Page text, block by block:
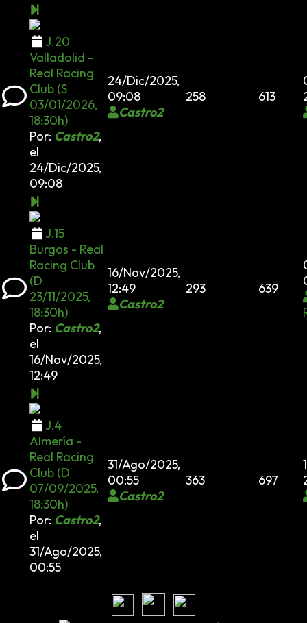
J.20
Valladolid -
Real Racing
Club (S
03/01/2026,
18:30h)
Por: Castro2,
el
24/Dic/2025,
09:08
24/Dic/2025,
09:08
Castro2
258 613
J.15
Burgos - Real
Racing Club
(D
23/11/2025,
18:30h)
Por: Castro2,
el
16/Nov/2025,
12:49
16/Nov/2025,
12:49
Castro2
293 639
J.4
Almería -
Real Racing
Club (D
07/09/2025,
18:30h)
Por: Castro2,
el
31/Ago/2025,
00:55
31/Ago/2025,
00:55
Castro2
363 697